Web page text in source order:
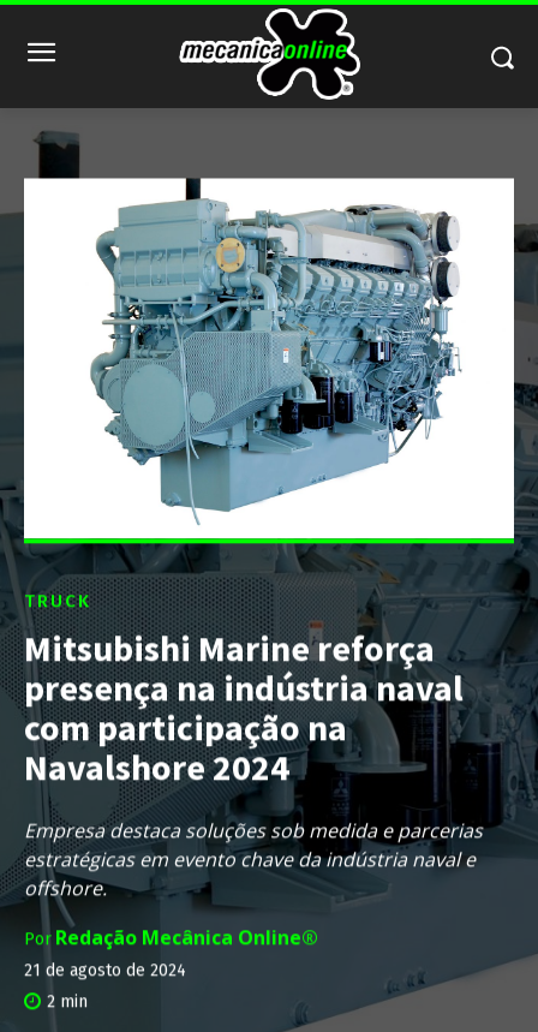
TRUCK
Mitsubishi Marine reforça
presença na indústria naval
com participação na
Navalshore 2024
Empresa destaca soluções sob medida e parcerias
estratégicas em evento chave da indústria naval e
offshore.
Por Redação Mecânica Online®
21 de agosto de 2024
2 min